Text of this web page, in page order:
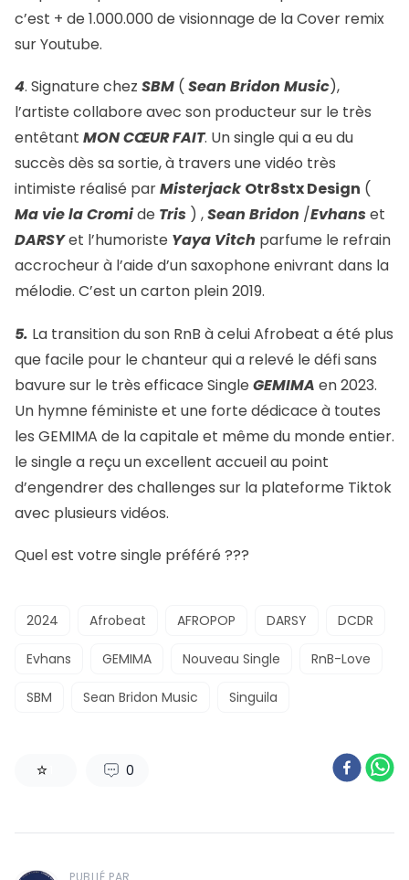
c’est + de 1.000.000 de visionnage de la Cover remix
sur Youtube.
4. Signature chez SBM ( Sean Bridon Music),
l’artiste collabore avec son producteur sur le très
entêtant MON CŒUR FAIT. Un single qui a eu du
succès dès sa sortie, à travers une vidéo très
intimiste réalisé parMisterjack Otr8stx Design (
Ma vie la Cromide Tris ) ,Sean Bridon /Evhanset
DARSYet l’humoriste Yaya Vitch parfume le refrain
accrocheur à l’aide d’un saxophone enivrant dans la
mélodie. C’est un carton plein 2019.
5. La transition du son RnB à celui Afrobeat a été plus
que facile pour le chanteur qui a relevé le défi sans
bavure sur le très efficace Single GEMIMA en 2023.
Un hymne féministe et une forte dédicace à toutes
les GEMIMA de la capitale et même du monde entier.
le single a reçu un excellent accueil au point
d’engendrer des challenges sur la plateforme Tiktok
avec plusieurs vidéos.
Quel est votre single préféré ???
2024 Afrobeat AFROPOP DARSY DCDR
Evhans GEMIMA Nouveau Single RnB-Love
SBM Sean Bridon Music Singuila
0
PUBLIÉ PAR